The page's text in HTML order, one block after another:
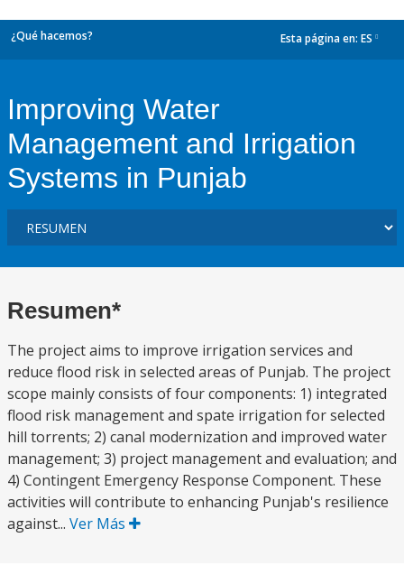
¿Qué hacemos? Esta página en: ES
Improving Water
Management and Irrigation
Systems in Punjab
Resumen*
The project aims to improve irrigation services and
reduce flood risk in selected areas of Punjab. The project
scope mainly consists of four components: 1) integrated
flood risk management and spate irrigation for selected
hill torrents; 2) canal modernization and improved water
management; 3) project management and evaluation; and
4) Contingent Emergency Response Component. These
activities will contribute to enhancing Punjab's resilience
against... Ver Más